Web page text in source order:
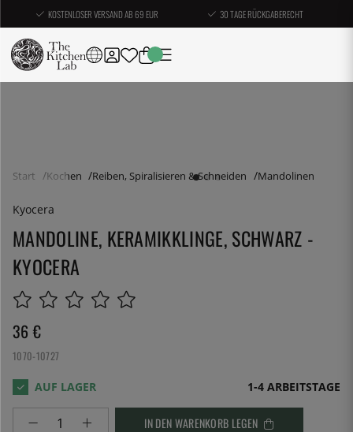
KOSTENLOSER VERSAND AB 69 EUR 30 TAGE RÜCKGABERECHT
Start Kochen Reiben, Spiralisieren & Schneiden Mandolinen
Kyocera
MANDOLINE, KERAMIKKLINGE, SCHWARZ -
KYOCERA
36 €
1070-10727
1-4 ARBEITSTAGE
IN DEN WARENKORB LEGEN